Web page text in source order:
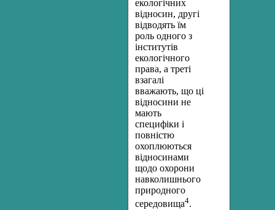
екологічних
відносин, другі
відводять їм
роль одного з
інститутів
екологічного
права, а треті
взагалі
вважають, що ці
відносини не
мають
специфіки і
повністю
охоплюються
відноси­нами
щодо охорони
навколишнього
природного
середовища4.